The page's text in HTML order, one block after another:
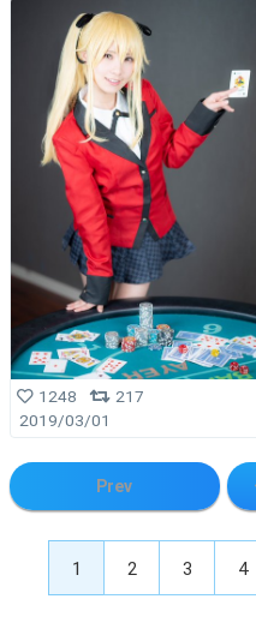
1248
217
2019/03/01
Prev
1 2 3 4